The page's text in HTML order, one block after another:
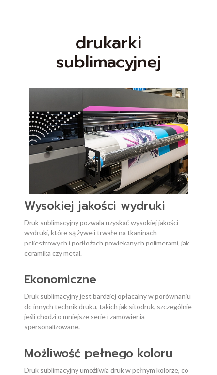
drukarki
sublimacyjnej
Wysokiej jakości wydruki
Druk sublimacyjny pozwala uzyskać wysokiej jakości
wydruki, które są żywe i trwałe na tkaninach
poliestrowych i podłożach powlekanych polimerami, jak
ceramika czy metal.
Ekonomiczne
Druk sublimacyjny jest bardziej opłacalny w porównaniu
do innych technik druku, takich jak sitodruk, szczególnie
jeśli chodzi o mniejsze serie i zamówienia
spersonalizowane.
Możliwość pełnego koloru
Druk sublimacyjny umożliwia druk w pełnym kolorze, co